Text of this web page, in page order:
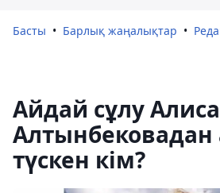
Басты Барлық жаңалықтар
Айдай сұлу
Алтынбековадан
түскен кім?